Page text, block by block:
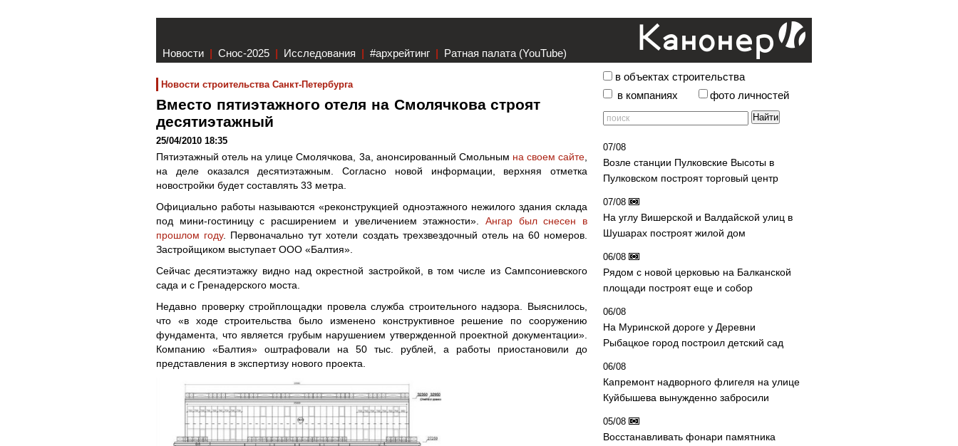
Новости | Снос-2025 | Исследования | #архрейтинг | Ратная палата (YouTube)
Новости строительства Санкт-Петербурга
Вместо пятиэтажного отеля на Смолячкова строят
десятиэтажный
25/04/2010 18:35
Пятиэтажный отель на улице Смолячкова, 3а, анонсированный Смольным на своем сайте
на деле оказался десятиэтажным. Согласно новой информации, верхняя отметка
новостройки будет составлять 33 метра.
Официально работы называются «реконструкцией одноэтажного нежилого здания склада
под мини-гостиницу с расширением и увеличением этажности». Ангар был снесен в
прошлом году. Первоначально тут хотели создать трехзвездочный отель на 60 номеров.
Застройщиком выступает ООО «Балтия».
Сейчас десятиэтажку видно над окрестной застройкой, в том числе из Сампсониевского
сада и с Гренадерского моста.
Недавно проверку стройплощадки провела служба строительного надзора. Выяснилось,
что «в ходе строительства было изменено конструктивное решение по сооружению
фундамента, что является грубым нарушением утвержденной проектной документации».
Компанию «Балтия» оштрафовали на 50 тыс. рублей, а работы приостановили до
представления в экспертизу нового проекта.
в объектах строительства
в компаниях
фото личностей
07/08
Возле станции Пулковские Высоты в
Пулковском построят торговый центр
07/08
На углу Вишерской и Валдайской улиц в
Шушарах построят жилой дом
06/08
Рядом с новой церковью на Балканской
площади построят еще и собор
06/08
На Муринской дороге у Деревни
Рыбацкое город построил детский сад
06/08
Капремонт надворного флигеля на улице
Куйбышева вынужденно забросили
05/08
Восстанавливать фонари памятника